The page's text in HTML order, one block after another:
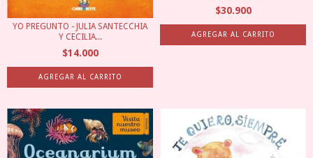
YO PREGUNTO - JULIA SANTECCHIA
Y CECILIA...
$14.000
$30.900